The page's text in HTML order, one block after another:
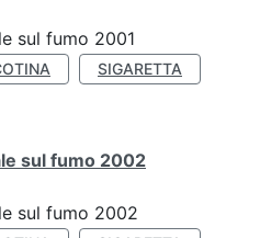
sul fumo 2001
SIGARETTA
sul fumo 2002
sul fumo 2002